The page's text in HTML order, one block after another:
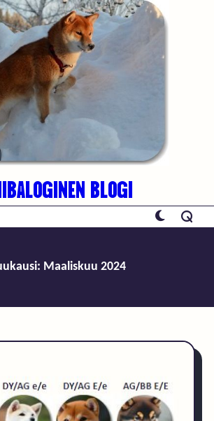
BLOGI
Maaliskuu 2024